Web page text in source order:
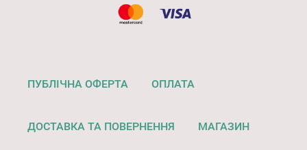
ПУБЛІЧНА ОФЕРТА ОПЛАТА
ДОСТАВКА ТА ПОВЕРНЕННЯ МАГАЗИН